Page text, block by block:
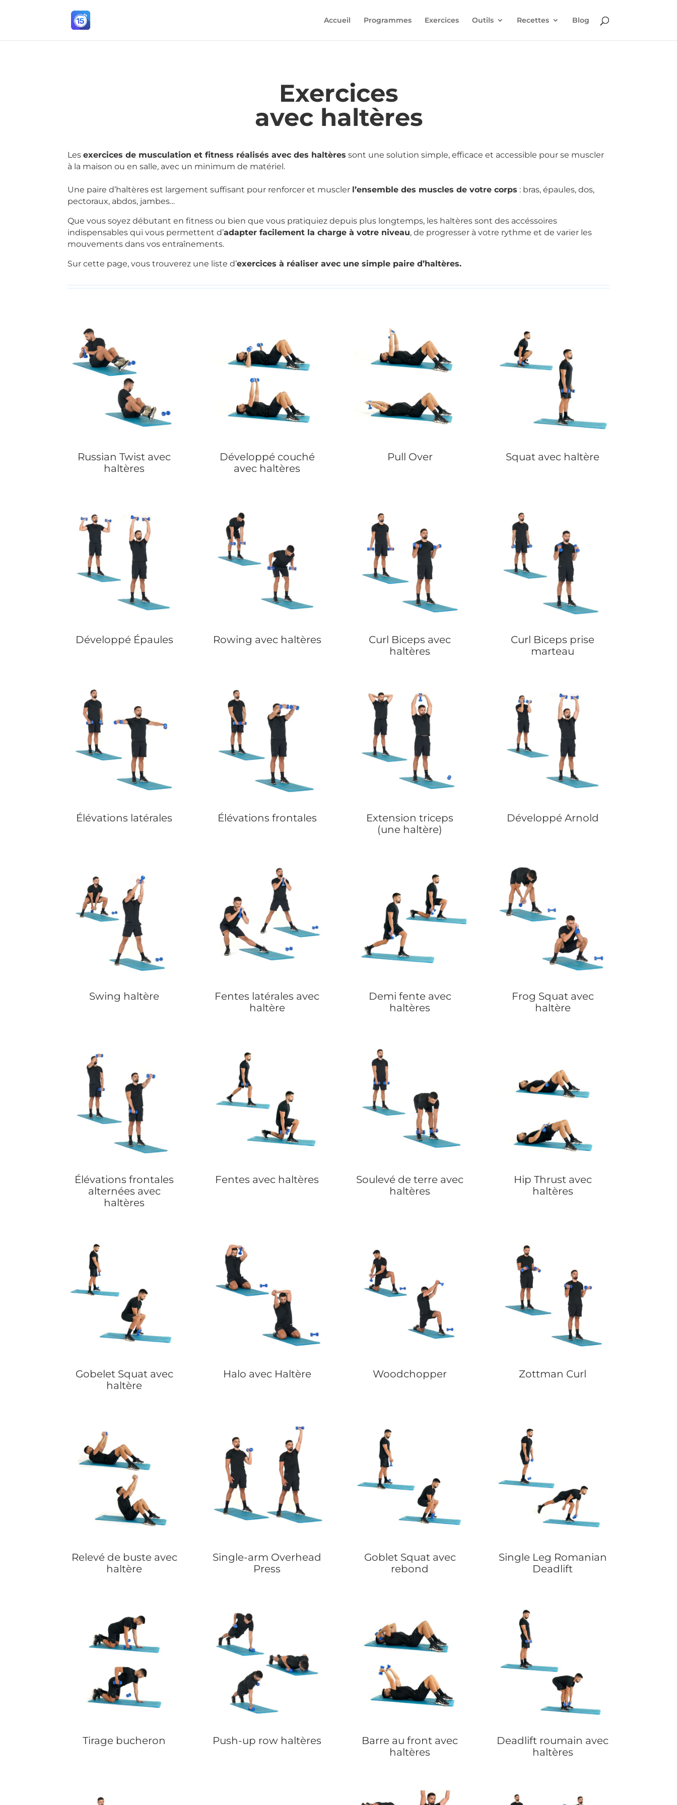
Accueil Programmes Exercices Outils Recettes Blog
Exercices
avec haltères
Lesexercices de musculation et fitness réalisés avec des haltères sont une solution simple, efficace et accessible pour se muscler
à la maison ou en salle, avec un minimum de matériel.
Une paire d’haltères est largement suffisant pour renforcer et muscler l’ensemble des muscles de votre corps : bras, épaules, dos,
pectoraux, abdos, jambes…
Que vous soyez débutant en fitness ou bien que vous pratiquiez depuis plus longtemps, les haltères sont des accéssoires
indispensables qui vous permettent d’adapter facilement la charge à votre niveau, de progresser à votre rythme et de varier les
mouvements dans vos entraînements.
Sur cette page, vous trouverez une liste d’exercices à réaliser avec une simple paire d’haltères.
Russian Twist avec
haltères
Développé couché
avec haltères
Pull Over Squat avec haltère
Développé Épaules Rowing avec haltères
Curl Biceps avec
haltères
Curl Biceps prise
marteau
Élévations latérales Élévations frontales
Extension triceps
(une haltère)
Développé Arnold
Swing haltère
Fentes latérales avec
haltère
Demi fente avec
haltères
Frog Squat avec
haltère
Élévations frontales
alternées avec
haltères
Fentes avec haltères
Soulevé de terre avec
haltères
Hip Thrust avec
haltères
Gobelet Squat avec
haltère
Halo avec Haltère Woodchopper Zottman Curl
Relevé de buste avec
haltère
Single-arm Overhead
Press
Goblet Squat avec
rebond
Single Leg Romanian
Deadlift
Tirage bucheron Push-up row haltères
Barre au front avec
haltères
Deadlift roumain avec
haltères